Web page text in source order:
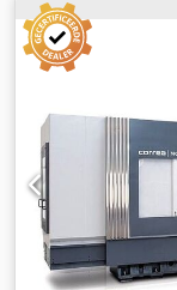
toeren per
Werkvoeding: 5 -
12000 mm/min
gewicht van de
van de machine:
Beveiliging: 2
gaas
Extern
mechanische
aanvraag Bekijk